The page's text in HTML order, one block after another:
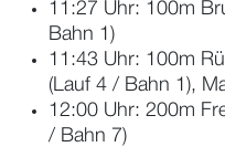
11:27 Uhr: 100m
Bahn 1)
11:43 Uhr: 100m
(Lauf 4 / Bahn 1),
12:00 Uhr: 200m
/ Bahn 7)